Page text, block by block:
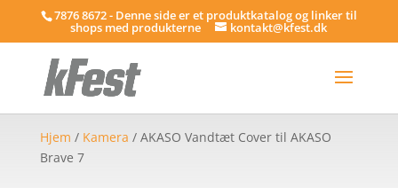
7876 8672 - Denne side er et produktkatalog og linker til
shops med produkterne kontakt@kfest.dk
Hjem / Kamera / AKASO Vandtæt Cover til AKASO
Brave 7